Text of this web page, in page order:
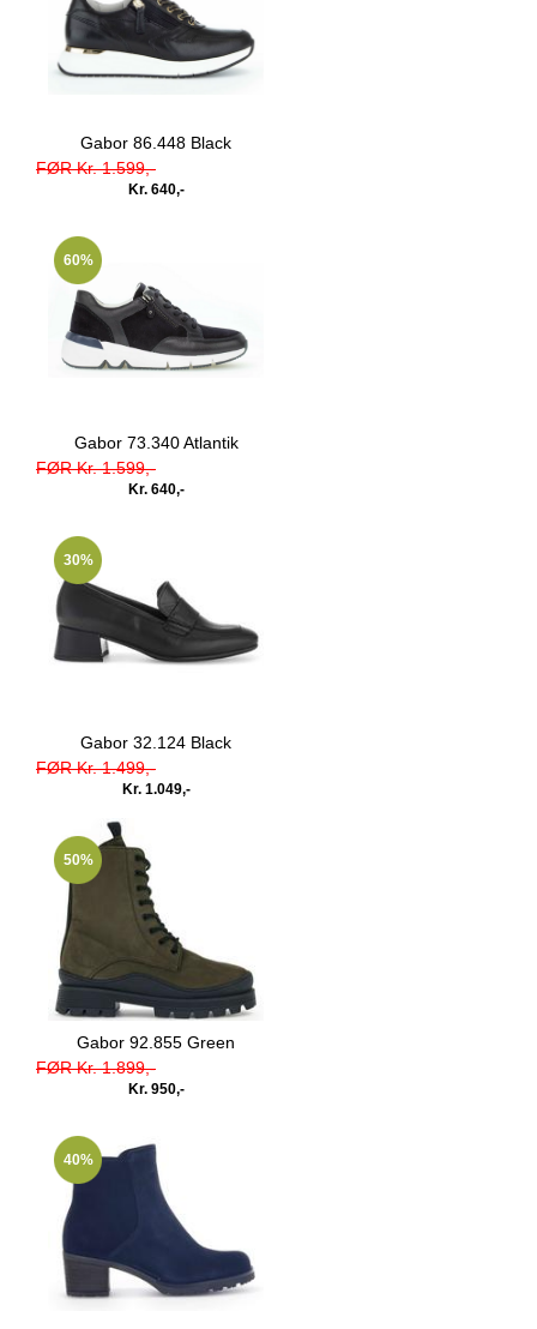
Gabor 86.448 Black
FØR Kr. 1.599,-
Kr. 640,-
60%
Gabor 73.340 Atlantik
FØR Kr. 1.599,-
Kr. 640,-
30%
Gabor 32.124 Black
FØR Kr. 1.499,-
Kr. 1.049,-
50%
Gabor 92.855 Green
FØR Kr. 1.899,-
Kr. 950,-
40%